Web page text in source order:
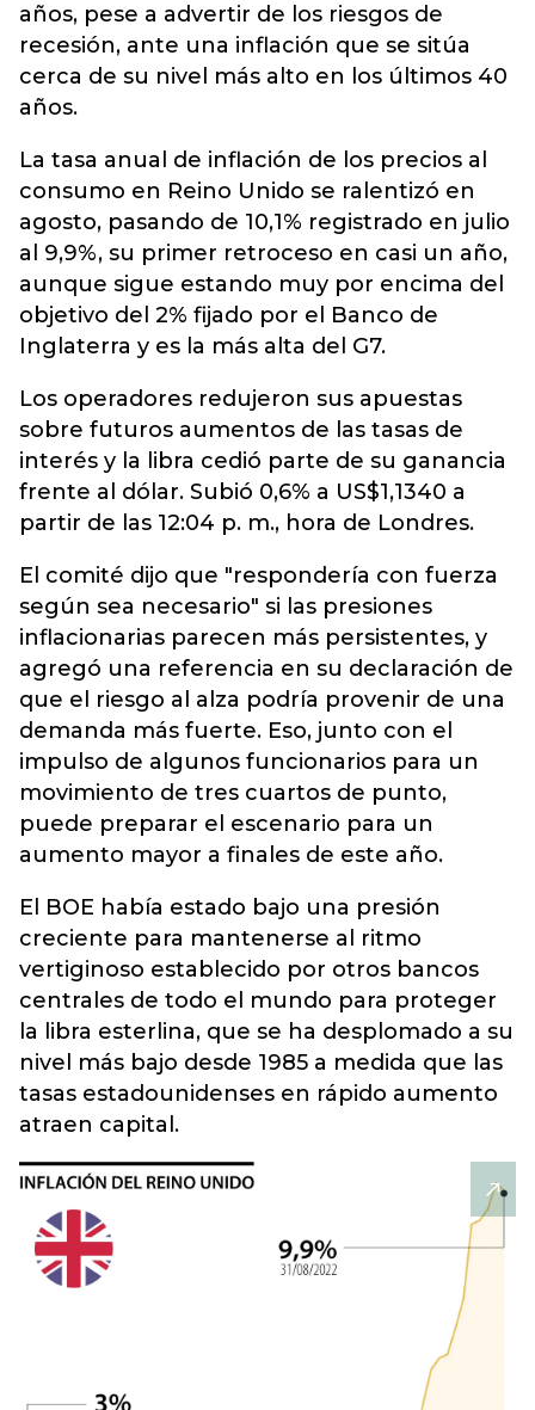
años, pese a advertir de los riesgos de
recesión, ante una inflación que se sitúa
cerca de su nivel más alto en los últimos 40
años.
La tasa anual de inflación de los precios al
consumo en Reino Unido se ralentizó en
agosto, pasando de 10,1% registrado en julio
al 9,9%, su primer retroceso en casi un año,
aunque sigue estando muy por encima del
objetivo del 2% fijado por el Banco de
Inglaterra y es la más alta del G7.
Los operadores redujeron sus apuestas
sobre futuros aumentos de las tasas de
interés y la libra cedió parte de su ganancia
frente al dólar. Subió 0,6% a US$1,1340 a
partir de las 12:04 p. m., hora de Londres.
El comité dijo que "respondería con fuerza
según sea necesario" si las presiones
inflacionarias parecen más persistentes, y
agregó una referencia en su declaración de
que el riesgo al alza podría provenir de una
demanda más fuerte. Eso, junto con el
impulso de algunos funcionarios para un
movimiento de tres cuartos de punto,
puede preparar el escenario para un
aumento mayor a finales de este año.
El BOE había estado bajo una presión
creciente para mantenerse al ritmo
vertiginoso establecido por otros bancos
centrales de todo el mundo para proteger
la libra esterlina, que se ha desplomado a su
nivel más bajo desde 1985 a medida que las
tasas estadounidenses en rápido aumento
atraen capital.